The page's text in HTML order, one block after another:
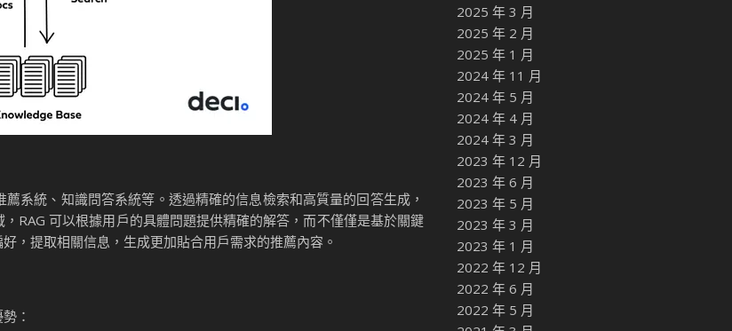
系統、知識問答系統等。透過精確的信息檢索和高質量的回答生成，
RAG 可以根據用戶的具體問題提供精確的解答，而不僅僅是基於關鍵
，提取相關信息，生成更加貼合用戶需求的推薦內容。
：
2025 年 3 月
2025 年 2 月
2025 年 1 月
2024 年 11 月
2024 年 5 月
2024 年 4 月
2024 年 3 月
2023 年 12 月
2023 年 6 月
2023 年 5 月
2023 年 3 月
2023 年 1 月
2022 年 12 月
2022 年 6 月
2022 年 5 月